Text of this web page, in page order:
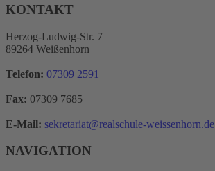
KONTAKT
Herzog-Ludwig-Str. 7
89264 Weißenhorn
Telefon: 07309 2591
Fax: 07309 7685
E-Mail: sekretariat@realschule-weissenhorn.de
NAVIGATION